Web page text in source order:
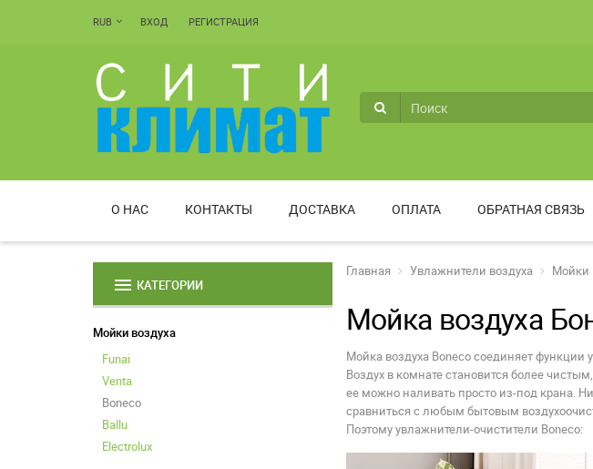
RUB ВХОД РЕГИСТРАЦИЯ
О НАС КОНТАКТЫ ДОСТАВКА ОПЛАТА ОБРАТНАЯ СВЯЗЬ
menu КАТЕГОРИИ
Мойки воздуха
Funai
Venta
Boneco
Ballu
Electrolux
Главная Увлажнители воздуха Мойки
Мойка воздуха
Мойка воздуха Boneco соединяет функции
Воздух в комнате становится более
ее можно наливать просто из-под крана.
сравниться с любым бытовым
Поэтому увлажнители-очистители Boneco: